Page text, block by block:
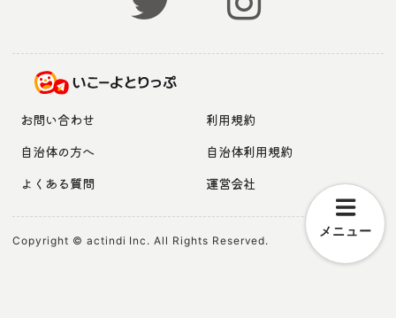
メニュー
お問い合わせ
利用規約
自治体の方へ
自治体利用規約
よくある質問
運営会社
Copyright © actindi Inc. All Rights Reserved.